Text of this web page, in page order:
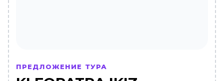
ПРЕДЛОЖЕНИЕ ТУРА